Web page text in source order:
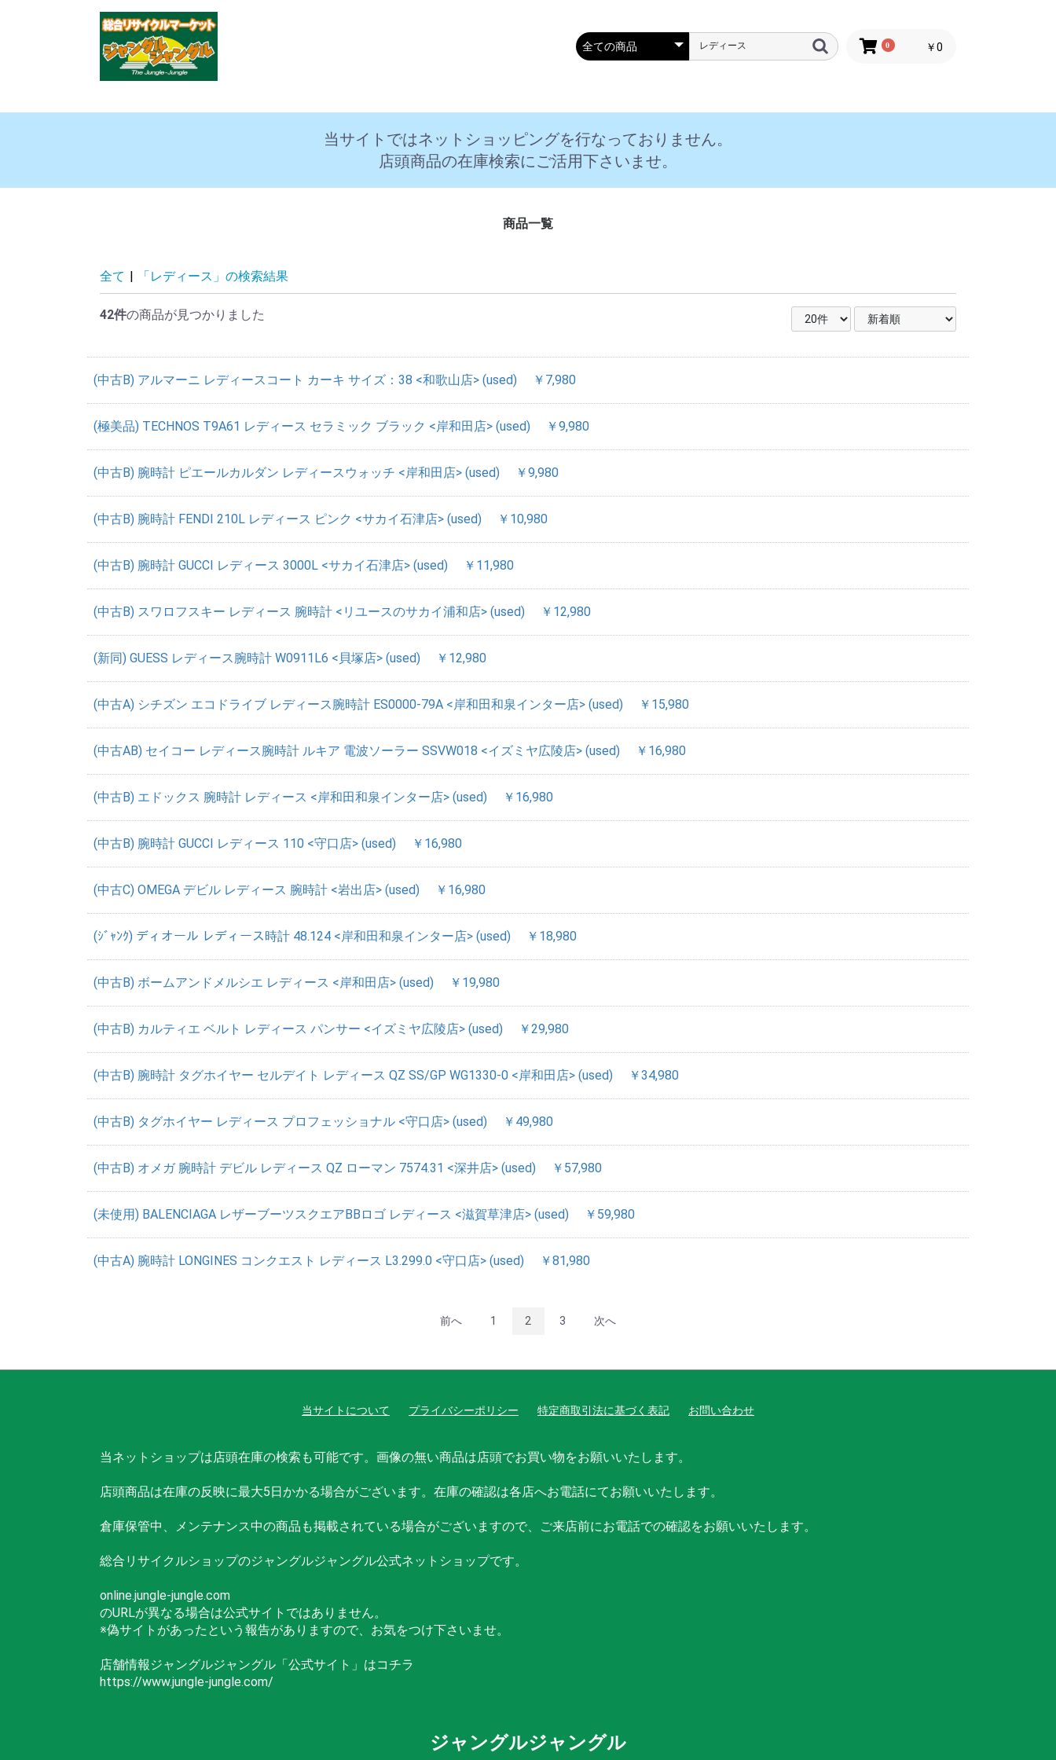
0 ￥0
当サイトではネットショッピングを行なっておりません。
店頭商品の在庫検索にご活用下さいませ。
商品一覧
全て | 「レディース」の検索結果
42件の商品が見つかりました
(中古B) アルマーニ レディースコート カーキ サイズ：38 <和歌山店> (used) ￥7,980
(極美品) TECHNOS T9A61 レディース セラミック ブラック <岸和田店> (used) ￥9,980
(中古B) 腕時計 ピエールカルダン レディースウォッチ <岸和田店> (used) ￥9,980
(中古B) 腕時計 FENDI 210L レディース ピンク <サカイ石津店> (used) ￥10,980
(中古B) 腕時計 GUCCI レディース 3000L <サカイ石津店> (used) ￥11,980
(中古B) スワロフスキー レディース 腕時計 <リユースのサカイ浦和店> (used) ￥12,980
(新同) GUESS レディース腕時計 W0911L6 <貝塚店> (used) ￥12,980
(中古A) シチズン エコドライブ レディース腕時計 ES0000-79A <岸和田和泉インター店> (used) ￥15,980
(中古AB) セイコー レディース腕時計 ルキア 電波ソーラー SSVW018 <イズミヤ広陵店> (used) ￥16,980
(中古B) エドックス 腕時計 レディース <岸和田和泉インター店> (used) ￥16,980
(中古B) 腕時計 GUCCI レディース 110 <守口店> (used) ￥16,980
(中古C) OMEGA デビル レディース 腕時計 <岩出店> (used) ￥16,980
(ｼﾞｬﾝｸ) ディオール レディース時計 48.124 <岸和田和泉インター店> (used) ￥18,980
(中古B) ボームアンドメルシエ レディース <岸和田店> (used) ￥19,980
(中古B) カルティエ ベルト レディース パンサー <イズミヤ広陵店> (used) ￥29,980
(中古B) 腕時計 タグホイヤー セルデイト レディース QZ SS/GP WG1330-0 <岸和田店> (used) ￥34,980
(中古B) タグホイヤー レディース プロフェッショナル <守口店> (used) ￥49,980
(中古B) オメガ 腕時計 デビル レディース QZ ローマン 7574.31 <深井店> (used) ￥57,980
(未使用) BALENCIAGA レザーブーツスクエアBBロゴ レディース <滋賀草津店> (used) ￥59,980
(中古A) 腕時計 LONGINES コンクエスト レディース L3.299.0 <守口店> (used) ￥81,980
前へ 1 2 3 次へ
当サイトについて プライバシーポリシー 特定商取引法に基づく表記 お問い合わせ
当ネットショップは店頭在庫の検索も可能です。画像の無い商品は店頭でお買い物をお願いいたします。
店頭商品は在庫の反映に最大5日かかる場合がございます。在庫の確認は各店へお電話にてお願いいたします。
倉庫保管中、メンテナンス中の商品も掲載されている場合がございますので、ご来店前にお電話での確認をお願いいたします。
総合リサイクルショップのジャングルジャングル公式ネットショップです。
online.jungle-jungle.com
のURLが異なる場合は公式サイトではありません。
※偽サイトがあったという報告がありますので、お気をつけ下さいませ。
店舗情報ジャングルジャングル「公式サイト」はコチラ
https://www.jungle-jungle.com/
ジャングルジャングル